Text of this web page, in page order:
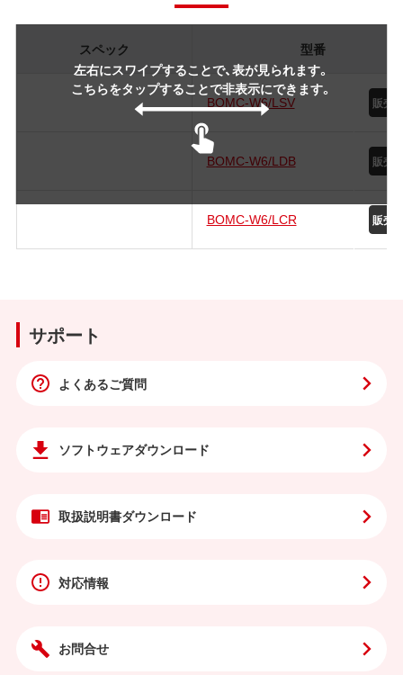
左右にスワイプすることで、表が見られます。
こちらをタップすることで非表示にできます。
スペック 型番
BOMC-W6/LSV
BOMC-W6/LDB
BOMC-W6/LCR
サポート
よくあるご質問
ソフトウェアダウンロード
取扱説明書ダウンロード
対応情報
お問合せ